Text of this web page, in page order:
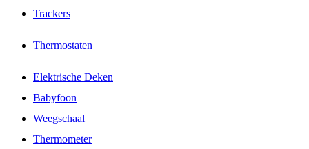
Trackers
Thermostaten
Elektrische Deken
Babyfoon
Weegschaal
Thermometer